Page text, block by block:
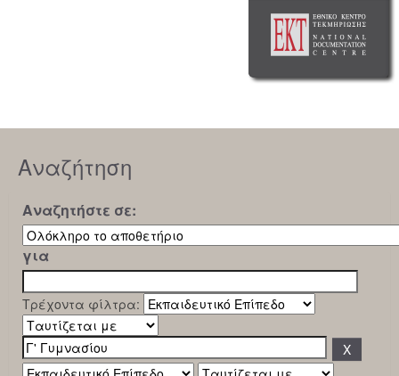
Αναζήτηση
Αναζητήστε σε:
για
Τρέχοντα φίλτρα: